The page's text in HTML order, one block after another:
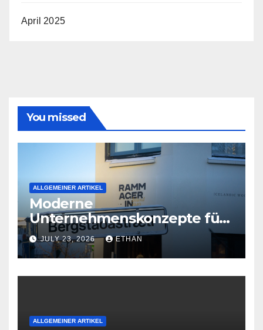
April 2025
You missed
ALLGEMEINER ARTIKEL
Moderne
Unternehmenskonzepte für
wirtschaftliche
Organisationsreife
JULY 23, 2026 ETHAN
ALLGEMEINER ARTIKEL